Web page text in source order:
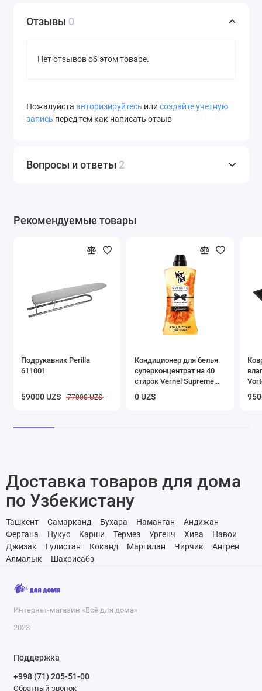
Отзывы 0
Нет отзывов об этом товаре.
Пожалуйста авторизируйтесь или создайте учетную
запись перед тем как написать отзыв
Вопросы и ответы 2
Рекомендуемые товары
Подрукавник Perilla
611001
59000 UZS 77000 UZS
Кондиционер для белья
суперконцентрат на 40
стирок Vernel Supreme
Glamour 1,2 л
0 UZS
Доставка товаров для дома
по Узбекистану
Ташкент Самарканд Бухара Наманган
Андижан
Фергана
Нукус Карши Термез Ургенч Хива
Навои
Джизак
Гулистан Коканд Маргилан Чирчик
Ангрен
Алмалык
Шахрисабз
Интернет-магазин «Всё для дома»
2023
Поддержка
+998 (71) 205-51-00
Обратный звонок